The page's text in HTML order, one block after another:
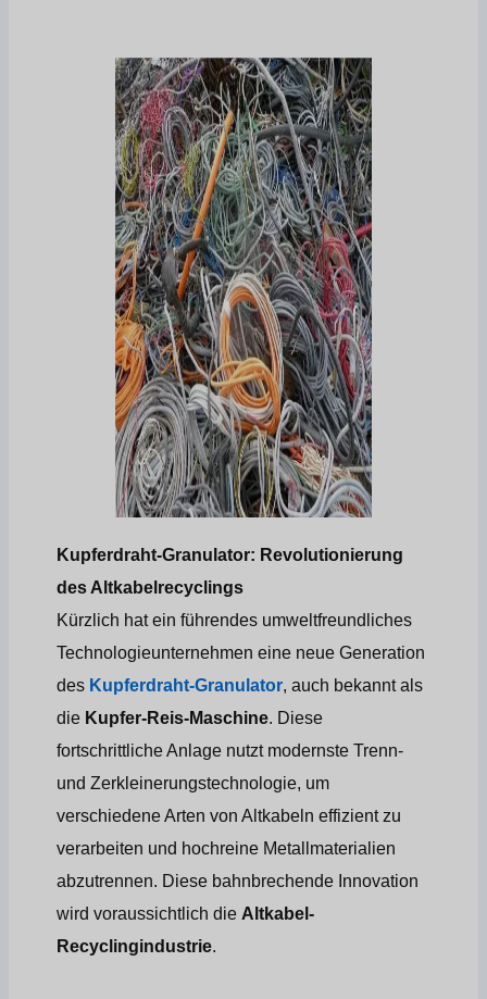
Kupferdraht-Granulator: Revolutionierung
des Altkabelrecyclings
Kürzlich hat ein führendes umweltfreundliches
Technologieunternehmen eine neue Generation
des Kupferdraht-Granulator, auch bekannt als
die Kupfer-Reis-Maschine. Diese
fortschrittliche Anlage nutzt modernste Trenn-
und Zerkleinerungstechnologie, um
verschiedene Arten von Altkabeln effizient zu
verarbeiten und hochreine Metallmaterialien
abzutrennen. Diese bahnbrechende Innovation
wird voraussichtlich die Altkabel-
Recyclingindustrie.